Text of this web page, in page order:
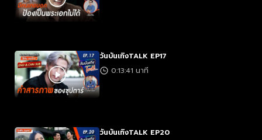
วันบันเทิงTALK EP17
0:13:41 นาที
วันบันเทิงTALK EP20